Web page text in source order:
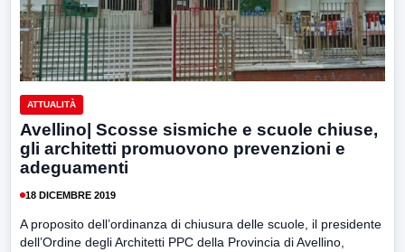
ATTUALITÀ
Avellino| Scosse sismiche e scuole chiuse,
gli architetti promuovono prevenzioni e
adeguamenti
18 DICEMBRE 2019
A proposito dell’ordinanza di chiusura delle scuole, il presidente
dell’Ordine degli Architetti PPC della Provincia di Avellino,